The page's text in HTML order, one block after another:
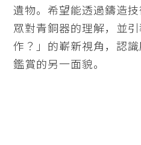
遺物。希望能透過鑄造
眾對青銅器的理解，並
作？」的嶄新視角，認
鑑賞的另一面貌。